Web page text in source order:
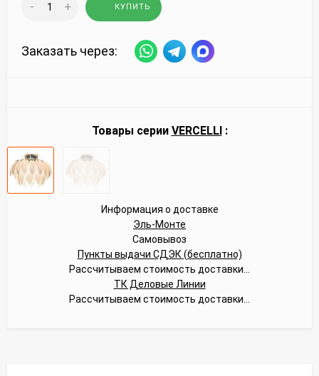
- + КУПИТЬ
Заказать через:
Товары серии VERCELLI:
Информация о доставке
Эль-Монте
Самовывоз
Пункты выдачи СДЭК (бесплатно)
Рассчитываем стоимость доставки...
ТК Деловые Линии
Рассчитываем стоимость доставки...